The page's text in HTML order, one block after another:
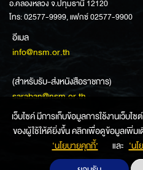
อ.คลองหลวง จ.ปทุมธานี 12120
โทร: 02577-9999, แฟกซ์ 02577-9900
อีเมล
info@nsm.or.th
(สำหรับรับ-ส่งหนังสือราชการ)
saraban@nsm.or.th
เว็บไซค์ มีการเก็บข้อมูลการใช้งานเว็
ของผู้ใช้ให้ดียิ่งขึ้น คลิกเพื่อดูข้อมูลเพิ่ม
‘นโยบายคุกกี้’
และ ‘น